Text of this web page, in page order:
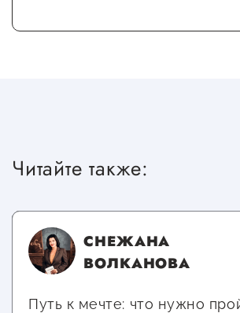
Читайте также:
СНЕЖАНА
ВОЛКАНОВА
Путь к мечте: что нужно